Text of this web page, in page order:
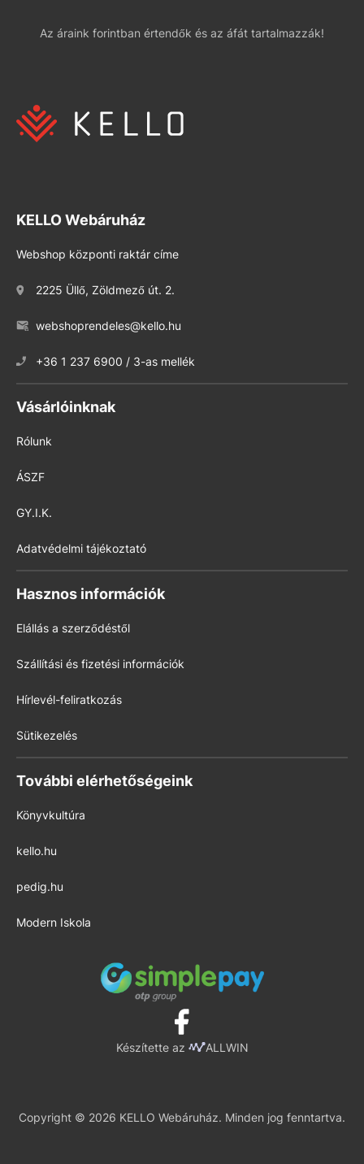
Az áraink forintban értendők és az áfát tartalmazzák!
KELLO Webáruház
Webshop központi raktár címe
2225 Üllő, Zöldmező út. 2.
webshoprendeles@kello.hu
+36 1 237 6900 / 3-as mellék
Vásárlóinknak
Rólunk
ÁSZF
GY.I.K.
Adatvédelmi tájékoztató
Hasznos információk
Elállás a szerződéstől
Szállítási és fizetési információk
Hírlevél-feliratkozás
Sütikezelés
További elérhetőségeink
Könyvkultúra
kello.hu
pedig.hu
Modern Iskola
Készítette az ALLWIN
Copyright © 2026 KELLO Webáruház. Minden jog fenntartva.